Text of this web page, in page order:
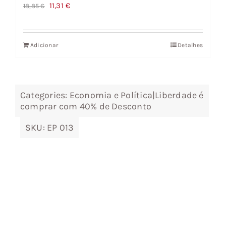
18,85€
O
original
era:
11,31€O
atual
Adicionar Detalhes
Categories: Economia e Política|Liberdade é
comprar com 40% de Desconto
SKU: EP 013